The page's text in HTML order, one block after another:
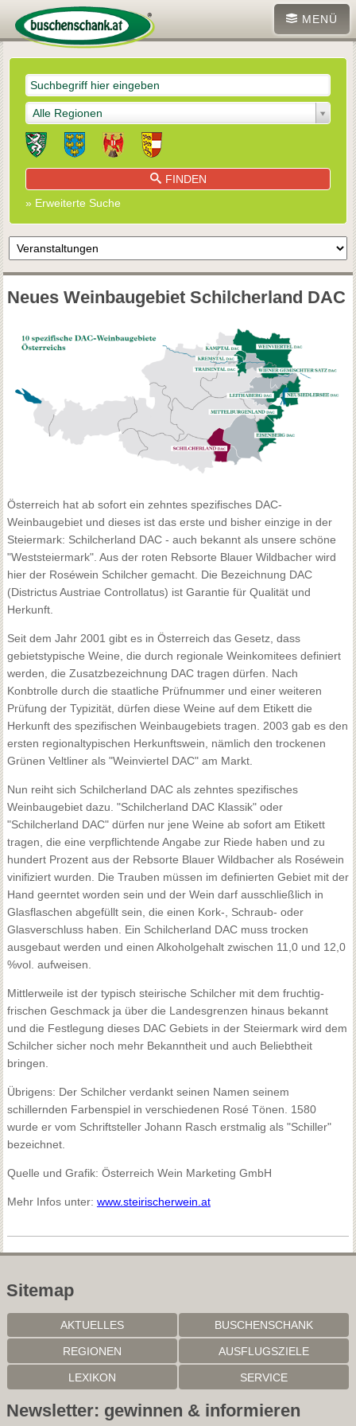
MENÜ
Alle Regionen
FINDEN
» Erweiterte Suche
Neues Weinbaugebiet Schilcherland DAC
Österreich hat ab sofort ein zehntes spezifisches DAC-
Weinbaugebiet und dieses ist das erste und bisher einzige in der
Steiermark: Schilcherland DAC - auch bekannt als unsere schöne
"Weststeiermark". Aus der roten Rebsorte Blauer Wildbacher wird
hier der Roséwein Schilcher gemacht. Die Bezeichnung DAC
(Districtus Austriae Controllatus) ist Garantie für Qualität und
Herkunft.
Seit dem Jahr 2001 gibt es in Österreich das Gesetz, dass
gebietstypische Weine, die durch regionale Weinkomitees definiert
werden, die Zusatzbezeichnung DAC tragen dürfen. Nach
Konbtrolle durch die staatliche Prüfnummer und einer weiteren
Prüfung der Typizität, dürfen diese Weine auf dem Etikett die
Herkunft des spezifischen Weinbaugebiets tragen. 2003 gab es den
ersten regionaltypischen Herkunftswein, nämlich den trockenen
Grünen Veltliner als "Weinviertel DAC" am Markt.
Nun reiht sich Schilcherland DAC als zehntes spezifisches
Weinbaugebiet dazu. "Schilcherland DAC Klassik" oder
"Schilcherland DAC" dürfen nur jene Weine ab sofort am Etikett
tragen, die eine verpflichtende Angabe zur Riede haben und zu
hundert Prozent aus der Rebsorte Blauer Wildbacher als Roséwein
vinifiziert wurden. Die Trauben müssen im definierten Gebiet mit der
Hand geerntet worden sein und der Wein darf ausschließlich in
Glasflaschen abgefüllt sein, die einen Kork-, Schraub- oder
Glasverschluss haben. Ein Schilcherland DAC muss trocken
ausgebaut werden und einen Alkoholgehalt zwischen 11,0 und 12,0
%vol. aufweisen.
Mittlerweile ist der typisch steirische Schilcher mit dem fruchtig-
frischen Geschmack ja über die Landesgrenzen hinaus bekannt
und die Festlegung dieses DAC Gebiets in der Steiermark wird dem
Schilcher sicher noch mehr Bekanntheit und auch Beliebtheit
bringen.
Übrigens: Der Schilcher verdankt seinen Namen seinem
schillernden Farbenspiel in verschiedenen Rosé Tönen. 1580
wurde er vom Schriftsteller Johann Rasch erstmalig als "Schiller"
bezeichnet.
Quelle und Grafik: Österreich Wein Marketing GmbH
Mehr Infos unter: www.steirischerwein.at
Sitemap
AKTUELLES BUSCHENSCHANK
REGIONEN AUSFLUGSZIELE
LEXIKON SERVICE
Newsletter: gewinnen & informieren